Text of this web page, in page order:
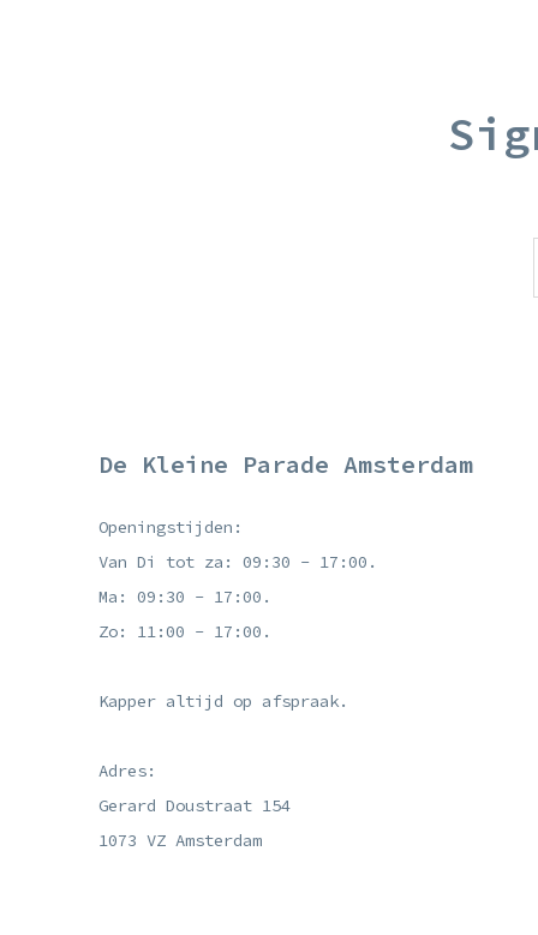
De Kleine Parade Amsterdam
Openingstijden:
Van Di tot za: 09:30 - 17:00.
Ma: 09:30 - 17:00.
Zo: 11:00 - 17:00.
Kapper altijd op afspraak.
Adres:
Gerard Doustraat 154
1073 VZ Amsterdam